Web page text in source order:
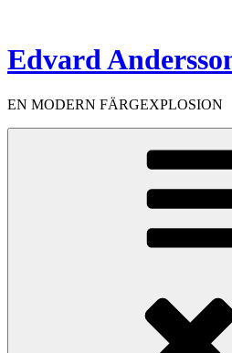
content
Edvard
EN MODERN FÄRGEXPLOSION